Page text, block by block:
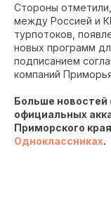
Стороны
между Россией и
турпотоков,
новых программ
подписанием
компаний
Больше новостей
официальных
Приморского
Одноклассниках.